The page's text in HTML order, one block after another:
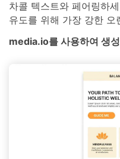
차콜 텍스트와 페어링하
유도를 위해 가장 강한 오
media.io를 사용하여 생